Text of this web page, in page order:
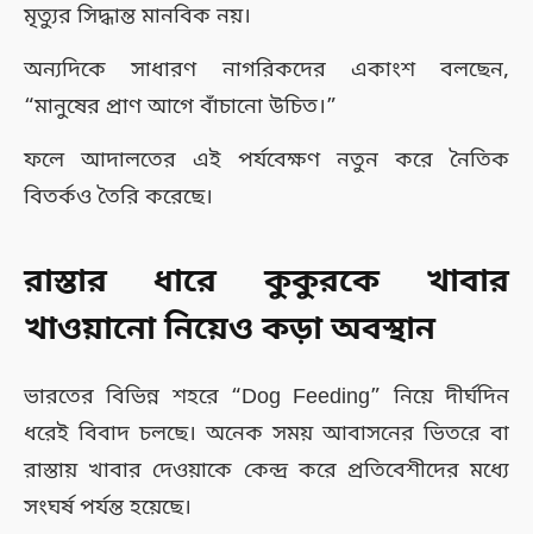
মৃত্যুর সিদ্ধান্ত মানবিক নয়।
অন্যদিকে সাধারণ নাগরিকদের একাংশ বলছেন,
“মানুষের প্রাণ আগে বাঁচানো উচিত।”
ফলে আদালতের এই পর্যবেক্ষণ নতুন করে নৈতিক
বিতর্কও তৈরি করেছে।
রাস্তার ধারে কুকুরকে খাবার
খাওয়ানো নিয়েও কড়া অবস্থান
ভারতের বিভিন্ন শহরে “Dog Feeding” নিয়ে দীর্ঘদিন
ধরেই বিবাদ চলছে। অনেক সময় আবাসনের ভিতরে বা
রাস্তায় খাবার দেওয়াকে কেন্দ্র করে প্রতিবেশীদের মধ্যে
সংঘর্ষ পর্যন্ত হয়েছে।